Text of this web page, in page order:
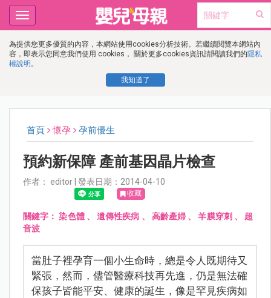
為提供您更多優質的內容，本網站使用cookies分析技術。若繼續閱覽本網站內
容，即表示您同意我們使用 cookies， 關於更多cookies資訊請閱讀我們的隱私
權說明 。
我知道了
Toggle
navigation
首頁 懷孕 孕前優生
預約新保障 產前基因晶片檢查
作者： editor | 發表日期：2014-04-10
收藏
關鍵字：染色體、遺傳性疾病 、 高齡產婦 、羊膜穿刺 、 超
音波
當肚子裡孕育一個小生命時，總是令人既期待又
緊張，然而，儘管醫療科技再先進，仍是無法確
保孩子皆能平安、健康的誕生，像是罕見疾病如